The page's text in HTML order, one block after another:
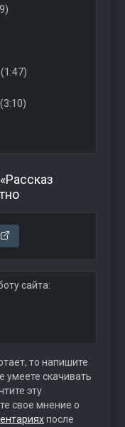
сайта:
то напишите
умеете скачивать
эту
свое мнение о
после